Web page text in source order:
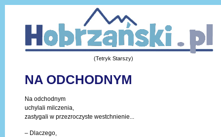
(Tetryk Starszy)
NA ODCHODNYM
Na odchodnym
uchylali milczenia,
zastygali w przezroczyste westchnienie...
– Dlaczego,